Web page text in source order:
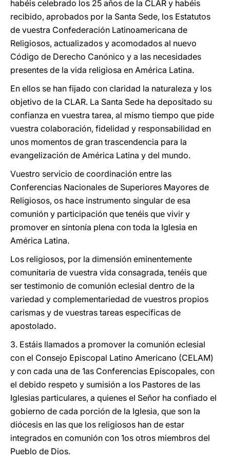
habéis celebrado los 25 años de la CLAR y habéis
recibido, aprobados por la Santa Sede, los Estatutos
de vuestra Confederación Latinoamericana de
Religiosos, actualizados y acomodados al nuevo
Código de Derecho Canónico y a las necesidades
presentes de la vida religiosa en América Latina.
En ellos se han fijado con claridad la naturaleza y los
objetivo de la CLAR. La Santa Sede ha depositado su
confianza en vuestra tarea, al mismo tiempo que pide
vuestra colaboración, fidelidad y responsabilidad en
unos momentos de gran trascendencia para la
evangelización de América Latina y del mundo.
Vuestro servicio de coordinación entre las
Conferencias Nacionales de Superiores Mayores de
Religiosos, os hace instrumento singular de esa
comunión y participación que tenéis que vivir y
promover en sintonía plena con toda la Iglesia en
América Latina.
Los religiosos, por la dimensión eminentemente
comunitaria de vuestra vida consagrada, tenéis que
ser testimonio de comunión eclesial dentro de la
variedad y complementariedad de vuestros propios
carismas y de vuestras tareas específicas de
apostolado.
3. Estáis llamados a promover la comunión eclesial
con el Consejo Episcopal Latino Americano (CELAM)
y con cada una de 1as Conferencias Episcopales, con
el debido respeto y sumisión a los Pastores de las
Iglesias particulares, a quienes el Señor ha confiado el
gobierno de cada porción de la Iglesia, que son la
diócesis en las que los religiosos han de estar
integrados en comunión con 1os otros miembros del
Pueblo de Dios.